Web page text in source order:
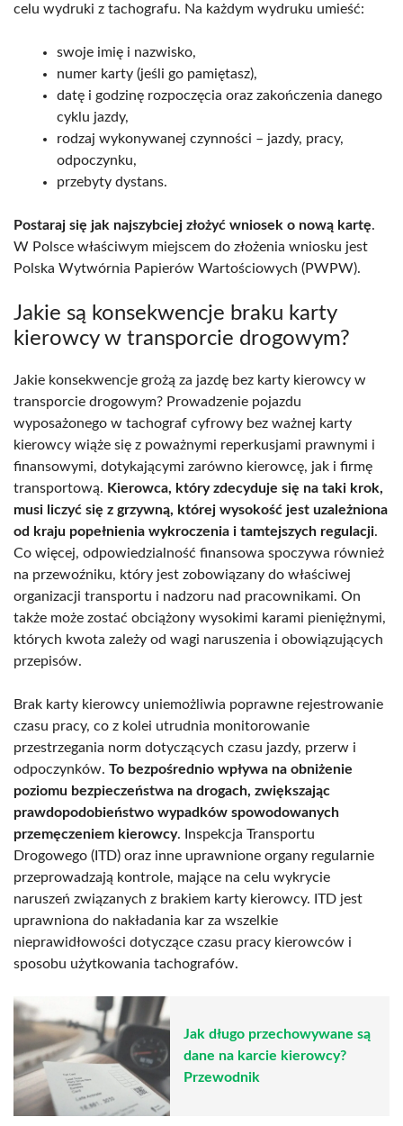
celu wydruki z tachografu. Na każdym wydruku umieść:
swoje imię i nazwisko,
numer karty (jeśli go pamiętasz),
datę i godzinę rozpoczęcia oraz zakończenia danego
cyklu jazdy,
rodzaj wykonywanej czynności – jazdy, pracy,
odpoczynku,
przebyty dystans.
Postaraj się jak najszybciej złożyć wniosek o nową kartę.
W Polsce właściwym miejscem do złożenia wniosku jest
Polska Wytwórnia Papierów Wartościowych (PWPW).
Jakie są konsekwencje braku karty
kierowcy w transporcie drogowym?
Jakie konsekwencje grożą za jazdę bez karty kierowcy w
transporcie drogowym? Prowadzenie pojazdu
wyposażonego w tachograf cyfrowy bez ważnej karty
kierowcy wiąże się z poważnymi reperkusjami prawnymi i
finansowymi, dotykającymi zarówno kierowcę, jak i firmę
transportową. Kierowca, który zdecyduje się na taki krok,
musi liczyć się z grzywną, której wysokość jest uzależniona
od kraju popełnienia wykroczenia i tamtejszych regulacji.
Co więcej, odpowiedzialność finansowa spoczywa również
na przewoźniku, który jest zobowiązany do właściwej
organizacji transportu i nadzoru nad pracownikami. On
także może zostać obciążony wysokimi karami pieniężnymi,
których kwota zależy od wagi naruszenia i obowiązujących
przepisów.
Brak karty kierowcy uniemożliwia poprawne rejestrowanie
czasu pracy, co z kolei utrudnia monitorowanie
przestrzegania norm dotyczących czasu jazdy, przerw i
odpoczynków. To bezpośrednio wpływa na obniżenie
poziomu bezpieczeństwa na drogach, zwiększając
prawdopodobieństwo wypadków spowodowanych
przemęczeniem kierowcy. Inspekcja Transportu
Drogowego (ITD) oraz inne uprawnione organy regularnie
przeprowadzają kontrole, mające na celu wykrycie
naruszeń związanych z brakiem karty kierowcy. ITD jest
uprawniona do nakładania kar za wszelkie
nieprawidłowości dotyczące czasu pracy kierowców i
sposobu użytkowania tachografów.
Jak długo przechowywane są
dane na karcie kierowcy?
Przewodnik